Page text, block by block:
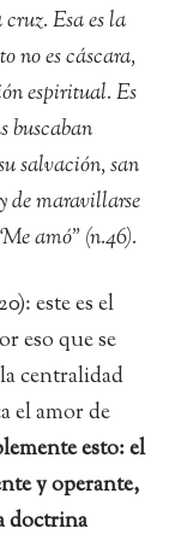
Esa es la
no es cáscara,
espiritual. Es
buscaban
salvación, san
de maravillarse
amó” (n.46).
este es el
eso que se
centralidad
el amor de
esto: el
y operante,
doctrina